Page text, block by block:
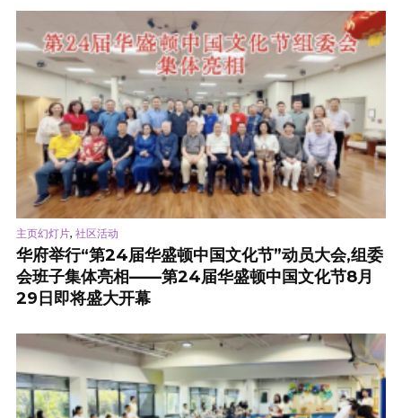
主页幻灯片, 社区活动
华府举行“第24届华盛顿中国文化节”动员大会,组委
会班子集体亮相——第24届华盛顿中国文化节8月
29日即将盛大开幕